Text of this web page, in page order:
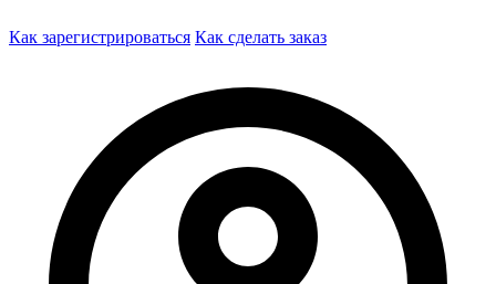
Как зарегистрироваться Как сделать заказ